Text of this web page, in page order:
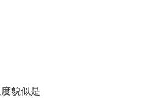
貌似是